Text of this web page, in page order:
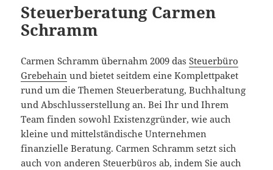
Steuerberatung Carmen
Schramm
Carmen Schramm übernahm 2009 dasSteuerbüro
Grebehain und bietet seitdem eine Komplettpaket
rund um die Themen Steuerberatung, Buchhaltung
und Abschlusserstellung an. Bei Ihr und Ihrem
Team finden sowohl Existenzgründer, wie auch
kleine und mittelständische Unternehmen
finanzielle Beratung. Carmen Schramm setzt sich
auch von anderen Steuerbüros ab, indem Sie auch